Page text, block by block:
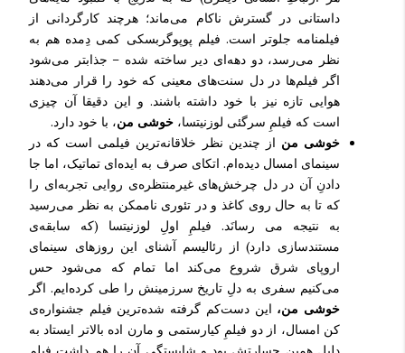
داستانی در گسترش ناکام می‌ماند؛ هرچند کارگردانی از
فیلمنامه جلوتر است. فیلم پوپوگربسکی کمی دِمده هم به
نظر می‌رسد، دو دهه‌ای دیر ساخته شده – جذابتر می‌شود
اگر فیلم‌ها در دل سنت‌های معینی که خود را قرار می‌دهند
هوایی تازه نیز با خود داشته باشند. و این دقیقا آن چیزی
است که فیلمِ سرگئی لوزنیتسا، خوشی من، با خود دارد.
خوشی من از چندین نظر خلاقانه‌ترین فیلمی است که در
سینمای امسال دیده‌ام. اتکای صرف به ایده‌ای تماتیک، اما جا
دادنِ آن در دل چرخش‌های غیرمنتظره‌ی روایی تجربه‌ای را
که تا به حال روی کاغذ و در تئوری ناممکن به نظر می‌رسید
به نتیجه می رسانَد. فیلمِ اولِ لوزنیتسا (که سابقه‌ی
مستندسازی دارد) از رئالیسم آشنای این روزهای سینمای
اروپای شرق شروع می‌کند اما تمام که می‌شود حس
می‌کنیم سفری به دلِ تاریخ سرزمینش را طی کرده‌ایم. اگر
خوشی من، این دست‌کم گرفته شده‌ترین فیلم جشنواره‌ی
کن امسال، از دو فیلمِ کیارستمی و مارن اده بالاتر ایستاد به